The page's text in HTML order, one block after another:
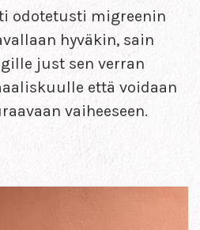
odotetusti migreenin
hyväkin, sain
just sen verran
että voidaan
vaiheeseen.